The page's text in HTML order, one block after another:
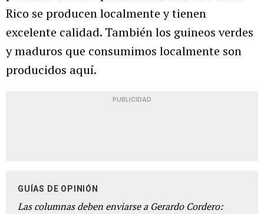
Rico se producen localmente y tienen
excelente calidad. También los guineos verdes
y maduros que consumimos localmente son
producidos aquí.
PUBLICIDAD
GUÍAS DE OPINIÓN
Las columnas deben enviarse a Gerardo Cordero: